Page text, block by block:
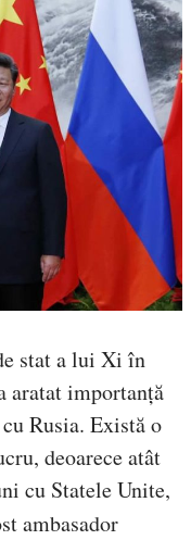
stat a lui Xi în
importanță
Rusia. Există o
deoarece atât
cu Statele Unite,
ambasador